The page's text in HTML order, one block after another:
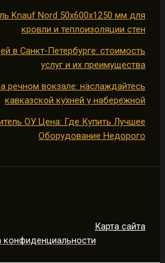
Knauf Nord 50х600х1250 мм для
кровли и теплоизоляции стен
в Санкт-Петербурге: стоимость
услуг и их преимущества
речном вокзале: наслаждайтесь
кавказской кухней у набережной
ОУ Цена: Где Купить Лучшее
Оборудование Недорого
Карта сайта
конфиденциальности